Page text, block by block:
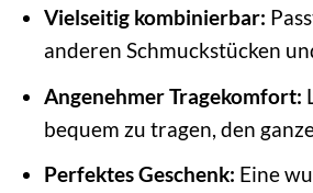
Vielseitig kombinierbar:
anderen Schmuckstücken
Angenehmer Tragekomfort:
bequem zu tragen, den
Perfektes Geschenk: Eine